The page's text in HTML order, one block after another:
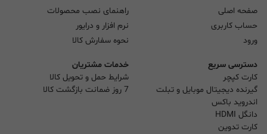
صفحه اصلی
حساب کاربری
ورود
راهنمای نصب محصولات
نرم افزار و درایور
نحوه سفارش کالا
دسترسی سریع
کارت کپچر
گیرنده دیجیتال موبایل و تبلت
اندروید باکس
دانگل HDMI
کارت تدوین
خدمات مشتریان
شرایط حمل و تحویل کالا
7 روز ضمانت بازگشت کالا